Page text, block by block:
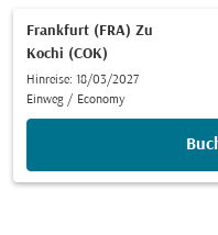
Frankfurt (FRA) Zu
Kochi (COK)
Hinreise: 18/03/2027
Einweg / Economy